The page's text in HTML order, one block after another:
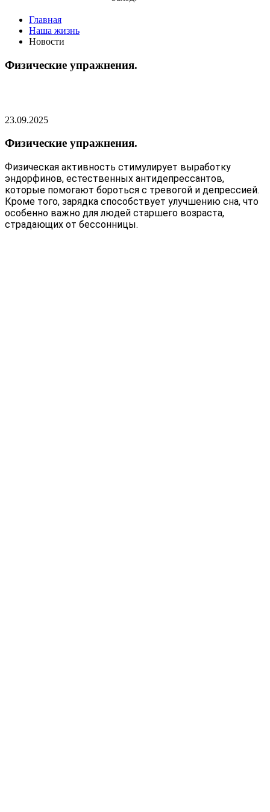
Главная
Наша жизнь
Новости
Физические упражнения.
23.09.2025
Физические упражнения.
Физическая активность стимулирует выработку
эндорфинов, естественных антидепрессантов,
которые помогают бороться с тревогой и депрессией.
Кроме того, зарядка способствует улучшению сна, что
особенно важно для людей старшего возраста,
страдающих от бессонницы.